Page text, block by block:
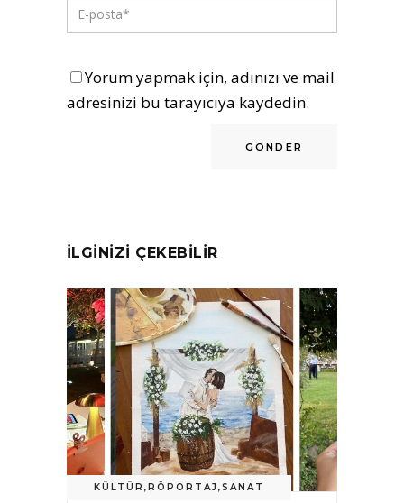
Yorum yapmak için, adınızı ve mail
adresinizi bu tarayıcıya kaydedin.
İLGİNİZİ ÇEKEBİLİR
KÜLTÜR , RÖPORTAJ ,SANAT